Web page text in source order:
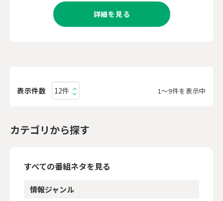
詳細を見る
表示件数 1〜9件を表示中
カテゴリから探す
すべての番組ネタを見る
情報ジャンル